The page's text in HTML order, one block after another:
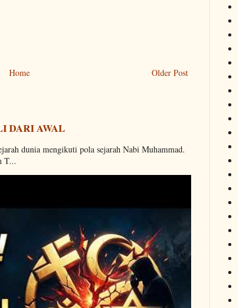
Older Post
Home
DARI AWAL
dunia mengikuti pola sejarah Nabi Muhammad.
T...